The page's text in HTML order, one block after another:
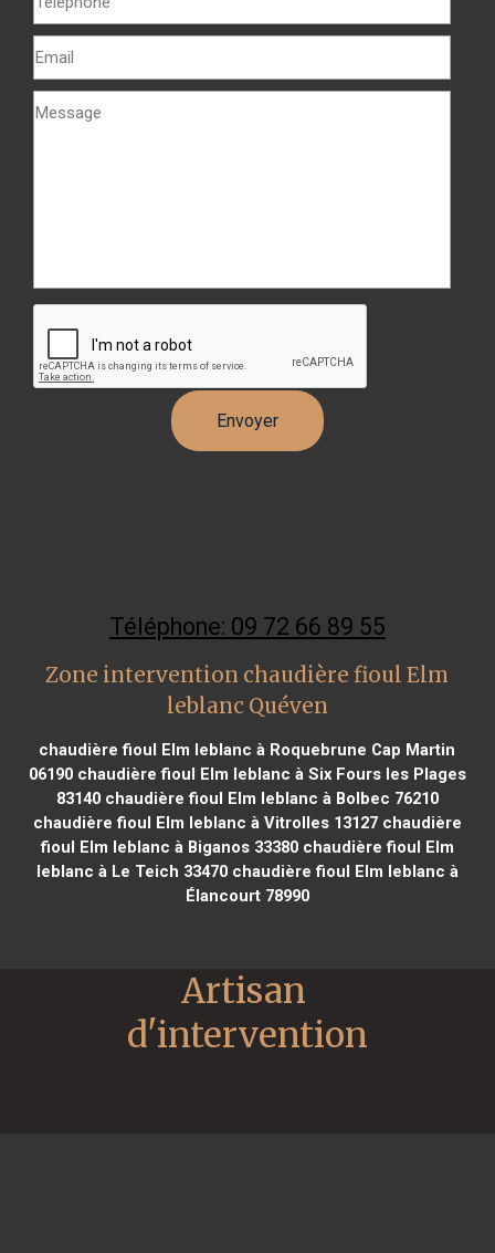
Téléphone: 09 72 66 89 55
Zone intervention chaudière fioul Elm
leblanc Quéven
chaudière fioul Elm leblanc à Roquebrune Cap Martin
06190chaudière fioul Elm leblanc à Six Fours les Plages
83140chaudière fioul Elm leblanc à Bolbec 76210
chaudière fioul Elm leblanc à Vitrolles 13127chaudière
fioul Elm leblanc à Biganos 33380chaudière fioul Elm
leblanc à Le Teich 33470chaudière fioul Elm leblanc à
Élancourt 78990
Artisan
d'intervention